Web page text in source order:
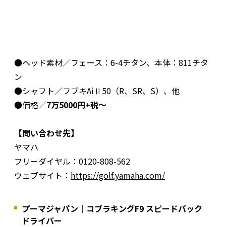
●ヘッド素材／フェース：6-4チタン、本体：811チタ
ン
●シャフト／フブキAiⅡ50（R、SR、S）、他
●価格／7万5000円+税～
【問い合わせ先】
ヤマハ
フリーダイヤル：0120-808-562
ウェブサイト： https://golf.yamaha.com/
プーマジャパン｜コブラキングF9 スピードバック
ドライバー